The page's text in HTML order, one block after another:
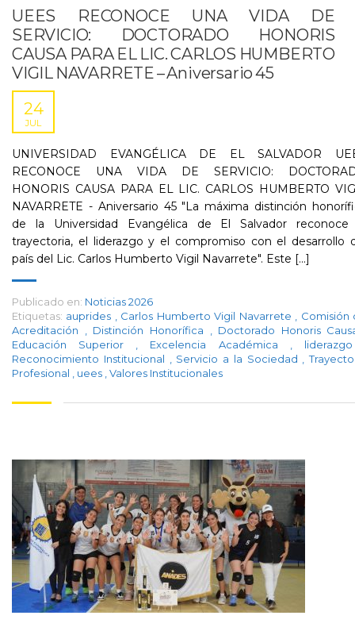
UEES RECONOCE UNA VIDA DE
SERVICIO: DOCTORADO HONORIS
CAUSA PARA EL LIC. CARLOS HUMBERTO
VIGIL NAVARRETE – Aniversario 45
24
JUL
UNIVERSIDAD EVANGÉLICA DE EL SALVADOR
RECONOCE UNA VIDA DE SERVICIO:
HONORIS CAUSA PARA EL LIC. CARLOS HUMBERTO
NAVARRETE - Aniversario 45 "La máxima distinción
de la Universidad Evangélica de El Salvador reconoce
trayectoria, el liderazgo y el compromiso con el desarrollo
país del Lic. Carlos Humberto Vigil Navarrete". Este [...]
Publicado en: Noticias 2026
Etiquetas: auprides Carlos Humberto Vigil Navarrete
Comisión
Acreditación
Distinción Honorífica
Doctorado Honoris
Educación Superior
Excelencia Académica
Reconocimiento Institucional
Servicio a la Sociedad
Profesional
uees Valores Institucionales